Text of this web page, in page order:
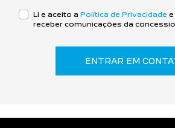
Li e aceito a Política de Privacidade
receber comunicações da
ENTRAR EM